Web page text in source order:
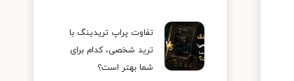
تفاوت پراپ تریدینگ با
ترید شخصی، کدام برای
شما بهتر است؟